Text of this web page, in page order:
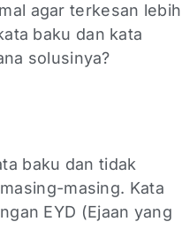
agar terkesan lebih
baku dan kata
solusinya?
baku dan tidak
masing. Kata
EYD (Ejaan yang